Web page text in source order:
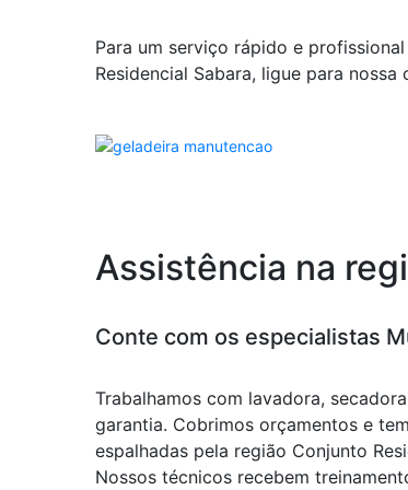
Para um serviço rápido e
Residencial Sabara, ligue para
Assistência na
Conte com os especialistas
Trabalhamos com lavadora,
garantia. Cobrimos orçamentos e
espalhadas pela região Conjunto
Nossos técnicos recebem